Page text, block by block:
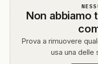
Non abbiamo
Prova a rimuovere
usa una delle